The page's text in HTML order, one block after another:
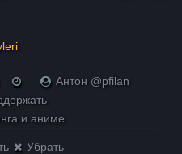
Антон @pfilan
и аниме
Убрать